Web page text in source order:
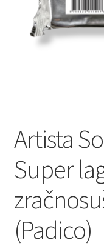
Artista
Super
(Padico)